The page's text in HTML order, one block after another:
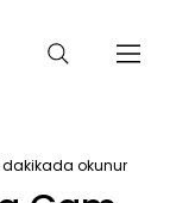
dakikada okunur